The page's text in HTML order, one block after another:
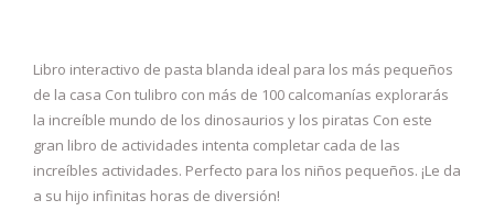
Libro interactivo de pasta blanda ideal para los más pequeños
de la casa Con tulibro con más de 100 calcomanías explorarás
la increíble mundo de los dinosaurios y los piratas Con este
gran libro de actividades intenta completar cada de las
increíbles actividades. Perfecto para los niños pequeños. ¡Le da
a su hijo infinitas horas de diversión!